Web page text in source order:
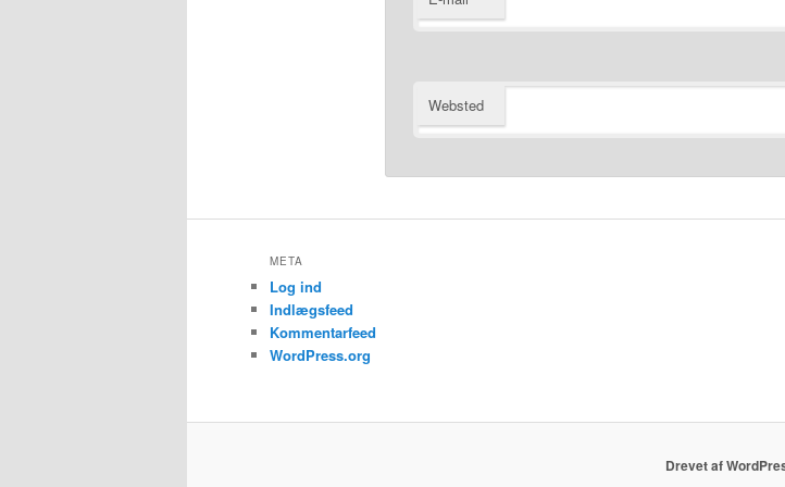
Websted
META
Log ind
Indlægsfeed
Kommentarfeed
WordPress.org
Drevet af